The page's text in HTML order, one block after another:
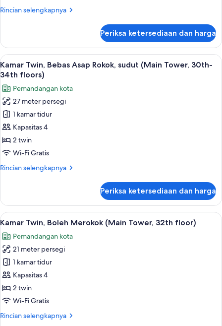
sudut
35th-
36th
floors)
Rincian selengkapnya
Rincian
Kamar
Twin
Premier,
Bebas
Rokok,
sudut
(Main
Tower,
35th-
floors)
Periksa ketersediaan dan harga
Lihat
semua
foto
untuk
Kamar
Twin,
Bebas
Asap
Rokok,
(Main
34th
floors)
Brankas, ruang kerja ramah laptop,
9
Kamar Twin, Bebas Asap Rokok, sudut (Main Tower, 30th-
34th floors)
Pemandangan kota
27 meter persegi
1 kamar tidur
Kapasitas 4
2 twin
Wi-Fi Gratis
Rincian selengkapnya
Rincian
Kamar
Twin,
Bebas
Rokok,
sudut
(Main
Tower,
30th-
34th
floors)
Periksa ketersediaan dan harga
Lihat
semua
foto
untuk
Kamar
Twin,
Boleh
Merokok
Tower,
Brankas, ruang kerja ramah laptop,
10
Kamar Twin, Boleh Merokok (Main Tower, 32th floor)
Pemandangan kota
21 meter persegi
1 kamar tidur
Kapasitas 4
2 twin
Wi-Fi Gratis
Rincian selengkapnya
Rincian